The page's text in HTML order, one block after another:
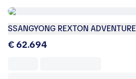
SSANGYONG REXTON ADVENTURE
€ 62.694